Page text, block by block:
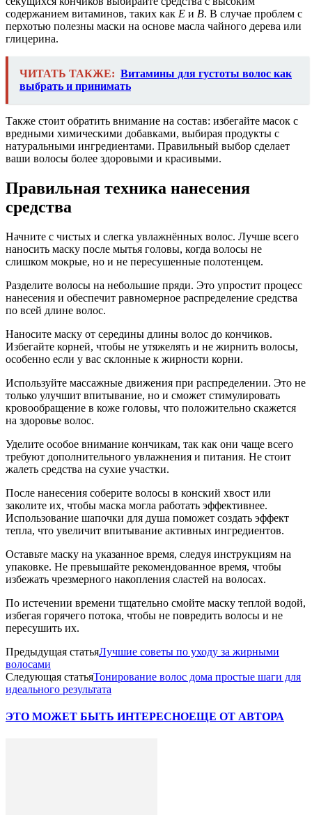
содержанием витаминов, таких как E и B. В случае проблем с
перхотью полезны маски на основе масла чайного дерева или
глицерина.
ЧИТАТЬ ТАКЖЕ: Витамины для густоты волос как
выбрать и принимать
Также стоит обратить внимание на состав: избегайте масок с
вредными химическими добавками, выбирая продукты с
натуральными ингредиентами. Правильный выбор сделает
ваши волосы более здоровыми и красивыми.
Правильная техника нанесения
средства
Начните с чистых и слегка увлажнённых волос. Лучше всего
наносить маску после мытья головы, когда волосы не
слишком мокрые, но и не пересушенные полотенцем.
Разделите волосы на небольшие пряди. Это упростит процесс
нанесения и обеспечит равномерное распределение средства
по всей длине волос.
Наносите маску от середины длины волос до кончиков.
Избегайте корней, чтобы не утяжелять и не жирнить волосы,
особенно если у вас склонные к жирности корни.
Используйте массажные движения при распределении. Это не
только улучшит впитывание, но и сможет стимулировать
кровообращение в коже головы, что положительно скажется
на здоровье волос.
Уделите особое внимание кончикам, так как они чаще всего
требуют дополнительного увлажнения и питания. Не стоит
жалеть средства на сухие участки.
После нанесения соберите волосы в конский хвост или
заколите их, чтобы маска могла работать эффективнее.
Использование шапочки для душа поможет создать эффект
тепла, что увеличит впитывание активных ингредиентов.
Оставьте маску на указанное время, следуя инструкциям на
упаковке. Не превышайте рекомендованное время, чтобы
избежать чрезмерного накопления сластей на волосах.
По истечении времени тщательно смойте маску теплой водой,
избегая горячего потока, чтобы не повредить волосы и не
пересушить их.
Предыдущая статьяЛучшие советы по уходу за жирными
волосами
Следующая статьяТонирование волос дома простые шаги для
идеального результата
ЭТО МОЖЕТ БЫТЬ ИНТЕРЕСНОЕЩЕ ОТ АВТОРА